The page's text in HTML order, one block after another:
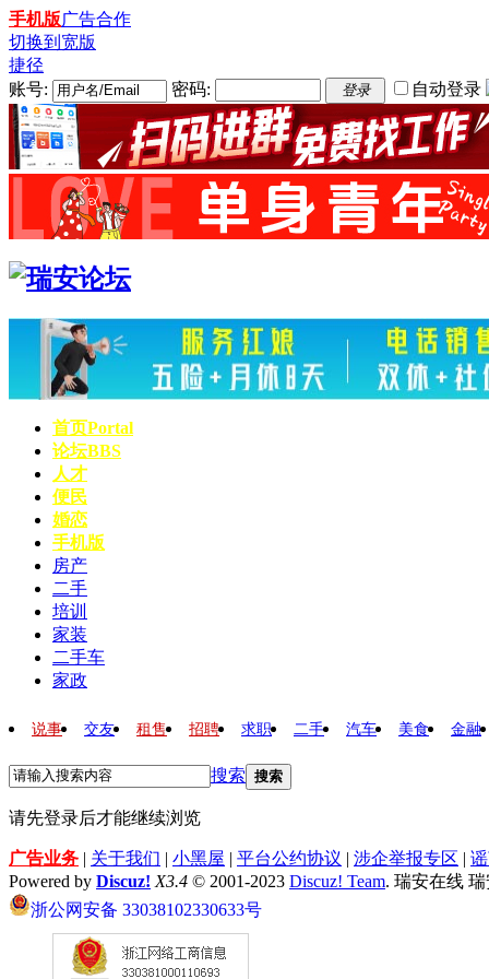
手机版广告合作
切换到宽版
捷径
账号:
密码: 登录 自动登录
首页Portal
论坛BBS
人才
便民
婚恋
手机版
房产
二手
培训
家装
二手车
家政
说事 交友 租售 招聘 求职 二手 汽车 美食 金融
搜索 搜索
请先登录后才能继续浏览
广告业务 | 关于我们 | 小黑屋 | 平台公约协议 | 涉企举报专区 |
Powered by Discuz! X3.4 © 2001-2023 Discuz! Team. 瑞安在线
浙公网安备 33038102330633号